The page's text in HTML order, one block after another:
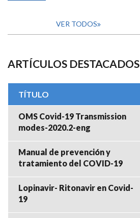
VER TODOS
ARTÍCULOS DESTACADOS
TÍTULO
OMS Covid-19 Transmission
modes-2020.2-eng
Manual de prevención y
tratamiento del COVID-19
Lopinavir- Ritonavir en Covid-
19